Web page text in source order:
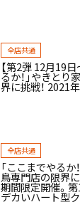
全店共通
【第2弾 12月19
るか！」やきと
界に挑戦！ 2021
全店共通
「ここまでやるか
鳥専門店の限界
期間限定開催。第
デカいハート型